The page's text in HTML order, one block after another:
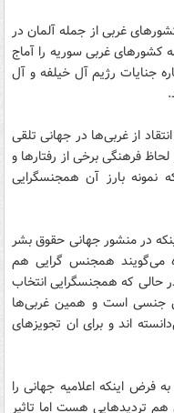
کشورهای غربی از جمله آلمان در
غربی سوریه را آماج
جنایات رژیم آل خیلفه و آل
از غربی‌ها در جهانی تلقی
فرهنگی برخی از رفتارها و
نمونه بارز آن همجنسگرایی
در منشور جهانی حقوق بشر
می‌گویند همجنس گرایی هم
حالی که همجنسگرایی انتخاب
جنسی است و همین غربی‌ها
می‌دانسته اند و برای ان تجویزهای
فرض اینکه اعلامیه جهانی را
هم تردیدهایی هست اما تاثیر